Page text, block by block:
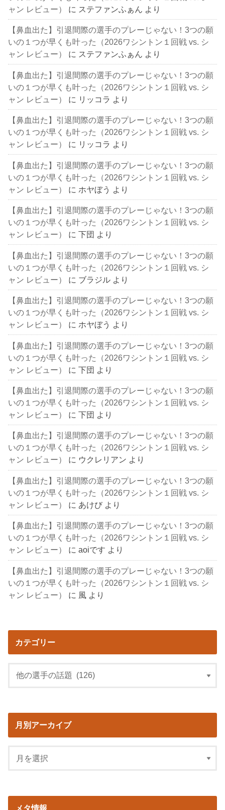
ャン レビュー）
に ステファンふぁん より
【鼻血出た】引退間際の選手のプレーじゃない！3つの願
いの１つが早くも叶った（2026ワシントン１回戦 vs. シ
ャン レビュー）
に ステファンふぁん より
【鼻血出た】引退間際の選手のプレーじゃない！3つの願
いの１つが早くも叶った（2026ワシントン１回戦 vs. シ
ャン レビュー）
に リッコラ より
【鼻血出た】引退間際の選手のプレーじゃない！3つの願
いの１つが早くも叶った（2026ワシントン１回戦 vs. シ
ャン レビュー）
に リッコラ より
【鼻血出た】引退間際の選手のプレーじゃない！3つの願
いの１つが早くも叶った（2026ワシントン１回戦 vs. シ
ャン レビュー）
に ホヤぼう より
【鼻血出た】引退間際の選手のプレーじゃない！3つの願
いの１つが早くも叶った（2026ワシントン１回戦 vs. シ
ャン レビュー）
に下団 より
【鼻血出た】引退間際の選手のプレーじゃない！3つの願
いの１つが早くも叶った（2026ワシントン１回戦 vs. シ
ャン レビュー）
に ブラジル より
【鼻血出た】引退間際の選手のプレーじゃない！3つの願
いの１つが早くも叶った（2026ワシントン１回戦 vs. シ
ャン レビュー）
に ホヤぼう より
【鼻血出た】引退間際の選手のプレーじゃない！3つの願
いの１つが早くも叶った（2026ワシントン１回戦 vs. シ
ャン レビュー）
に下団 より
【鼻血出た】引退間際の選手のプレーじゃない！3つの願
いの１つが早くも叶った（2026ワシントン１回戦 vs. シ
ャン レビュー）
に下団 より
【鼻血出た】引退間際の選手のプレーじゃない！3つの願
いの１つが早くも叶った（2026ワシントン１回戦 vs. シ
ャン レビュー）
に ウクレリアン より
【鼻血出た】引退間際の選手のプレーじゃない！3つの願
いの１つが早くも叶った（2026ワシントン１回戦 vs. シ
ャン レビュー）
に あけび より
【鼻血出た】引退間際の選手のプレーじゃない！3つの願
いの１つが早くも叶った（2026ワシントン１回戦 vs. シ
ャン レビュー）
にaoiです より
【鼻血出た】引退間際の選手のプレーじゃない！3つの願
いの１つが早くも叶った（2026ワシントン１回戦 vs. シ
ャン レビュー）
に 風 より
カテゴリー
月別アーカイブ
メタ情報